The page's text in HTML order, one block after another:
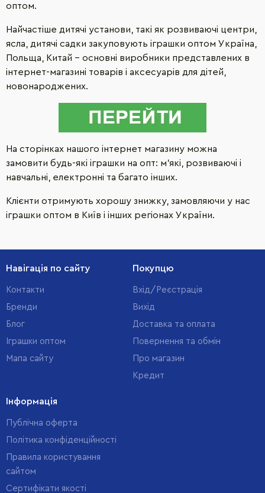
оптом.
Найчастіше дитячі установи, такі як розвиваючі центри,
ясла, дитячі садки закуповують іграшки оптом Україна,
Польща, Китай - основні виробники представлених в
інтернет-магазині товарів і аксесуарів для дітей,
новонароджених.
На сторінках нашого інтернет магазину можна
замовити будь-які іграшки на опт: м'які, розвиваючі і
навчальні, електронні та багато інших.
Клієнти отримують хорошу знижку, замовляючи у нас
іграшки оптом в Київ і інших регіонах України.
Навігація по сайту
Контакти
Бренди
Блог
Іграшки оптом
Мапа сайту
Покупцю
Вхід/Реєстрація
Вихід
Доставка та оплата
Повернення та обмін
Про магазин
Кредит
Інформація
Публічна оферта
Політика конфіденційності
Правила користування
сайтом
Cертифікати якості